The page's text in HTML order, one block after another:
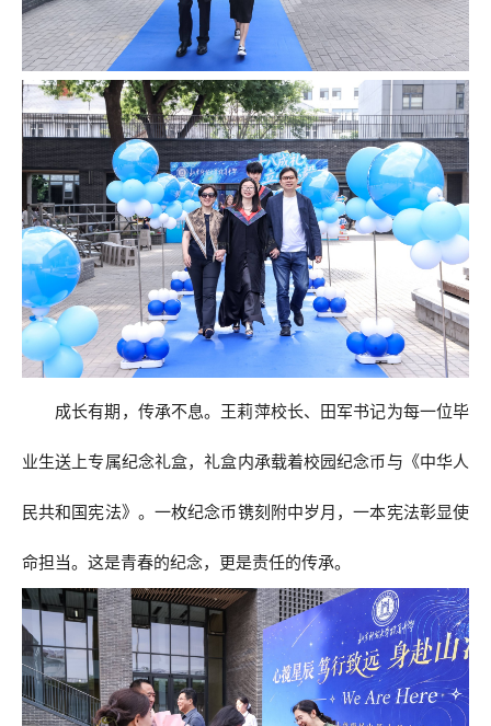
成长有期，传承不息。王莉萍校长、田军书记为每一位毕
业生送上专属纪念礼盒，礼盒内承载着校园纪念币与《中华人
民共和国宪法》。一枚纪念币镌刻附中岁月，一本宪法彰显使
命担当。这是青春的纪念，更是责任的传承。